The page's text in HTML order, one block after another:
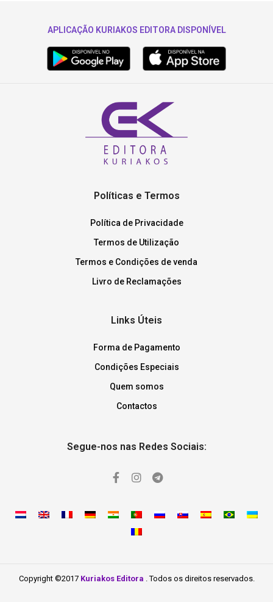
APLICAÇÃO KURIAKOS EDITORA DISPONÍVEL
Políticas e Termos
Política de Privacidade
Termos de Utilização
Termos e Condições de venda
Livro de Reclamações
Links Úteis
Forma de Pagamento
Condições Especiais
Quem somos
Contactos
Segue-nos nas Redes Sociais:
Copyright ©2017 Kuriakos Editora . Todos os direitos reservados.